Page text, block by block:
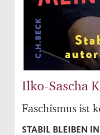
Ilko-Sascha
Faschismus ist
STABIL BLEIBEN